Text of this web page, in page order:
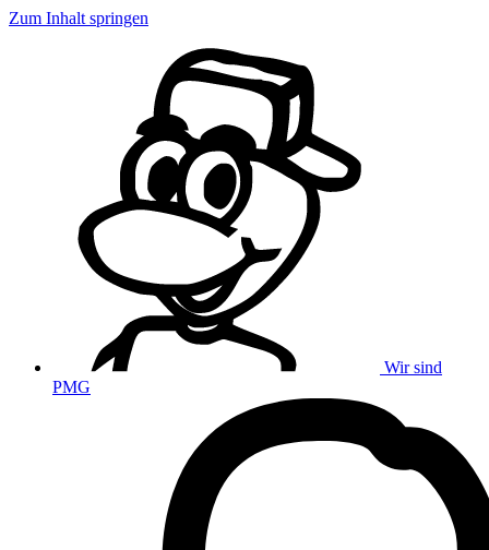
Zum Inhalt springen
Wir sind
PMG